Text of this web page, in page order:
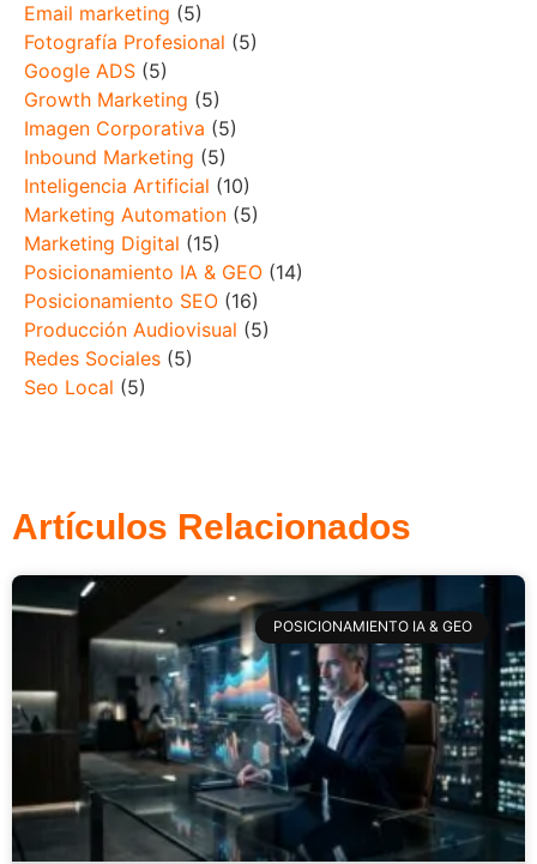
Email marketing (5)
Fotografía Profesional (5)
Google ADS (5)
Growth Marketing (5)
Imagen Corporativa (5)
Inbound Marketing (5)
Inteligencia Artificial (10)
Marketing Automation (5)
Marketing Digital (15)
Posicionamiento IA & GEO (14)
Posicionamiento SEO (16)
Producción Audiovisual (5)
Redes Sociales (5)
Seo Local (5)
Artículos Relacionados
POSICIONAMIENTO IA & GEO